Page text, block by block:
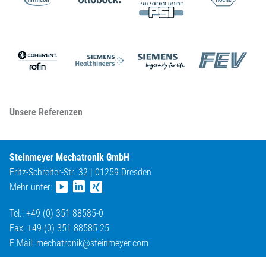
Unsere Referenzen
Steinmeyer Mechatronik GmbH
Fritz-Schreiter-Str. 32 | 01259 Dresden
Mehr unter:
Tel.: +49 (0) 351 88585-0
Fax: +49 (0) 351 88585-25
E-Mail: mechatronik@steinmeyer.com